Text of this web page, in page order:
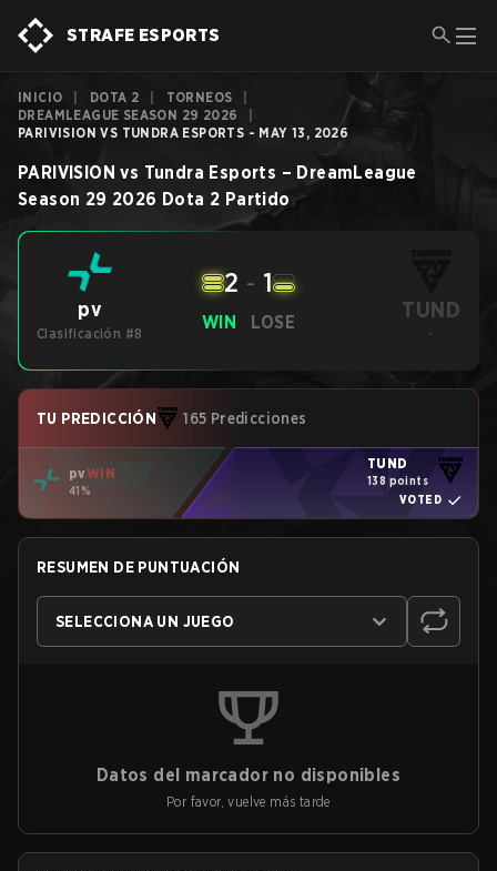
STRAFE ESPORTS
INICIO DOTA 2 TORNEOS
DREAMLEAGUE SEASON 29 2026
PARIVISION VS TUNDRA ESPORTS - MAY 13, 2026
PARIVISION vs Tundra Esports – DreamLeague
Season 29 2026 Dota 2 Partido
pv
Clasificación #8
WIN
2 - 1
LOSE TUND
-
TU PREDICCIÓN 165 Predicciones
pvWIN
41%
TUND
138 points
VOTED
RESUMEN DE PUNTUACIÓN
SELECCIONA UN JUEGO
Datos del marcador no disponibles
Por favor, vuelve más tarde